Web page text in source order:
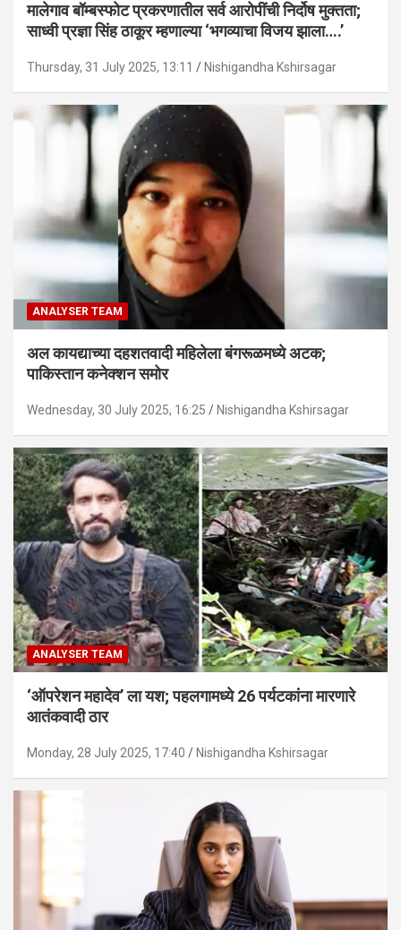
मालेगाव बॉम्बस्फोट प्रकरणातील सर्व आरोपींची निर्दोष मुक्तता;
साध्वी प्रज्ञा सिंह ठाकूर म्हणाल्या ‘भगव्याचा विजय झाला….’
Thursday, 31 July 2025, 13:11 Nishigandha Kshirsagar
ANALYSER TEAM
अल कायद्याच्या दहशतवादी महिलेला बंगरूळमध्ये अटक;
पाकिस्तान कनेक्शन समोर
Wednesday, 30 July 2025, 16:25 Nishigandha Kshirsagar
ANALYSER TEAM
‘ऑपरेशन महादेव’ ला यश; पहलगामध्ये 26 पर्यटकांना मारणारे
आतंकवादी ठार
Monday, 28 July 2025, 17:40 Nishigandha Kshirsagar